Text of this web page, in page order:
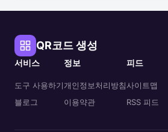
QR코드 생성
서비스
도구 사용하기
블로그
정보
개인정보처리방침
이용약관
피드
사이트맵
RSS 피드